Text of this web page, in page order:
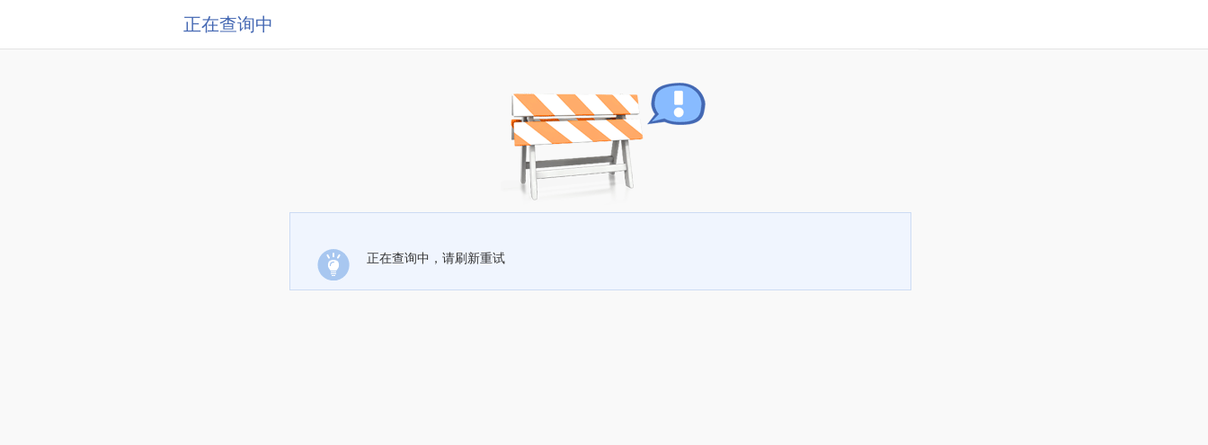
正在查询中
正在查询中，请刷新重试